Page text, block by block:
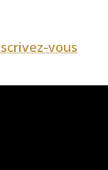
vous